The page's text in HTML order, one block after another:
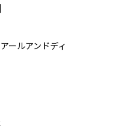
ールアンドディ